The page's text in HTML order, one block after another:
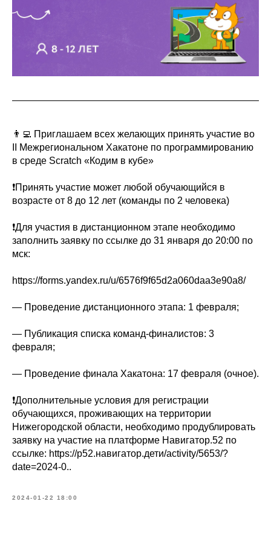
👨‍💻 Приглашаем всех желающих принять участие во
II Межрегиональном Хакатоне по программированию
в среде Scratch «Кодим в кубе»
❗Принять участие может любой обучающийся в
возрасте от 8 до 12 лет (команды по 2 человека)
❗Для участия в дистанционном этапе необходимо
заполнить заявку по ссылке до 31 января до 20:00 по
мск:
https://forms.yandex.ru/u/6576f9f65d2a060daa3e90a8/
— Проведение дистанционного этапа: 1 февраля;
— Публикация списка команд-финалистов: 3
февраля;
— Проведение финала Хакатона: 17 февраля (очное).
❗Дополнительные условия для регистрации
обучающихся, проживающих на территории
Нижегородской области, необходимо продублировать
заявку на участие на платформе Навигатор.52 по
ссылке: https://р52.навигатор.дети/activity/5653/?
date=2024-0..
2024-01-22 18:00